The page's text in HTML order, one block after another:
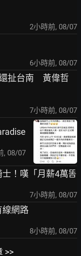
2小時前, 08/07
6小時前, 08/07
還扯台南 黃偉哲
7小時前, 08/07
, 08/07
！嘆「月薪4萬똠
7小時前, 08/07
線網路
8小時前, 08/07
>>